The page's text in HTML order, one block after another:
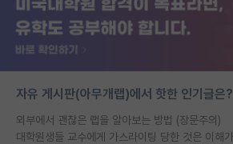
자유 게시판(아무개랩)에서 핫한 인기글은?
외부에서 괜찮은 랩을 알아보는 방법 (장문주의)